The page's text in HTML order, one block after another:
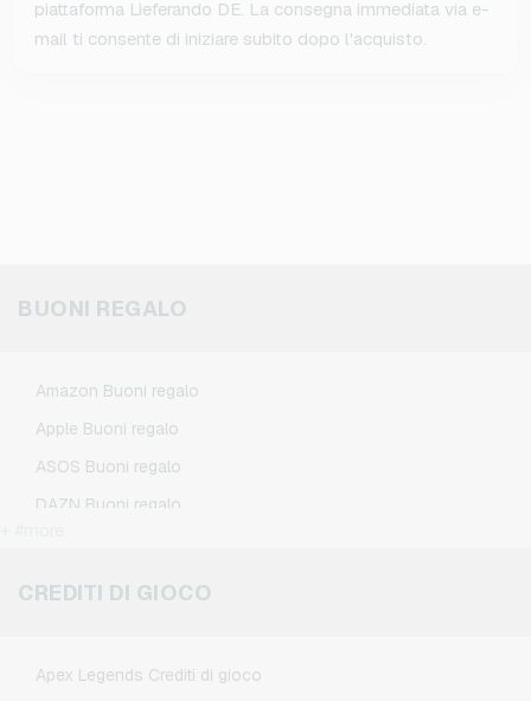
piattaforma Lieferando DE. La consegna immediata via e-
mail ti consente di iniziare subito dopo l'acquisto.
BUONI REGALO
Amazon Buoni regalo
Apple Buoni regalo
ASOS Buoni regalo
DAZN Buoni regalo
Flixbus Buoni regalo
CREDITI DI GIOCO
Apex Legends Crediti di gioco